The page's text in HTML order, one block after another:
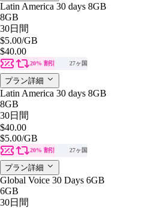
Latin America 30 days 8GB
8GB
30日間
$5.00/GB
$40.00
20% 割引 27ヶ国
プラン詳細
Latin America 30 days 8GB
8GB
30日間
$40.00
$5.00/GB
20% 割引 27ヶ国
プラン詳細
Global Voice 30 Days 6GB
6GB
30日間